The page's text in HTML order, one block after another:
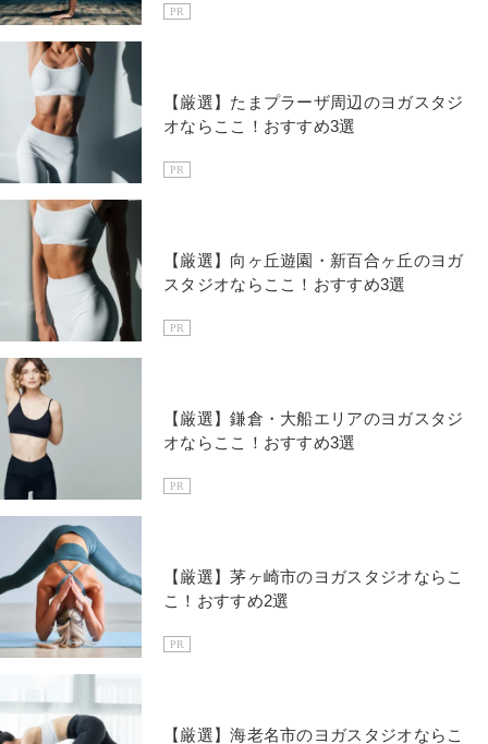
PR
【厳選】たまプラーザ周辺のヨガスタジ
オならここ！おすすめ3選
PR
【厳選】向ヶ丘遊園・新百合ヶ丘のヨガ
スタジオならここ！おすすめ3選
PR
【厳選】鎌倉・大船エリアのヨガスタジ
オならここ！おすすめ3選
PR
【厳選】茅ヶ崎市のヨガスタジオならこ
こ！おすすめ2選
PR
【厳選】海老名市のヨガスタジオならこ